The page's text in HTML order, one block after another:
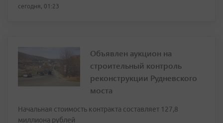
сегодня, 01:23
Объявлен аукцион на
строительный контроль
реконструкции Рудневского
моста
Начальная стоимость контракта составляет 127,8
миллиона рублей